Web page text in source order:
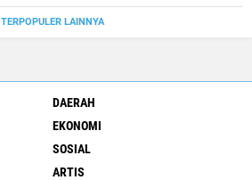
TERPOPULER LAINNYA
DAERAH
EKONOMI
SOSIAL
ARTIS